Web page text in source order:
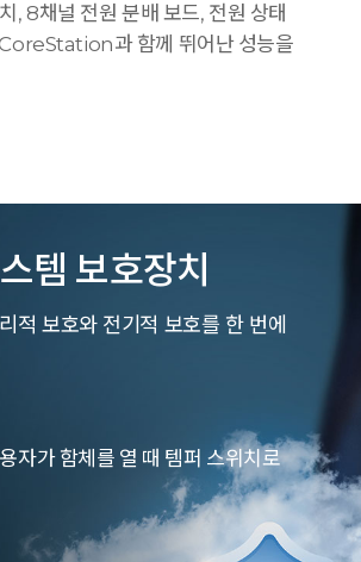
, 8채널 전원 분배 보드, 전원 상태
과 함께 뛰어난 성능을
템 보호장치
보호와 전기적 보호를 한 번에
자가 함체를 열 때 템퍼 스위치로